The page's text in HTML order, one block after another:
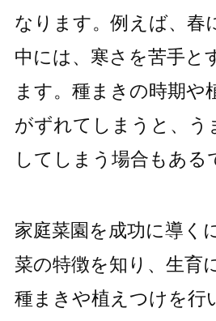
なります。例えば、春
中には、寒さを苦手と
ます。種まきの時期や
がずれてしまうと、う
してしまう場合もある
家庭菜園を成功に導く
菜の特徴を知り、生育
種まきや植えつけを行